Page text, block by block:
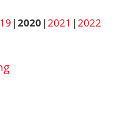
2020 2021
2022